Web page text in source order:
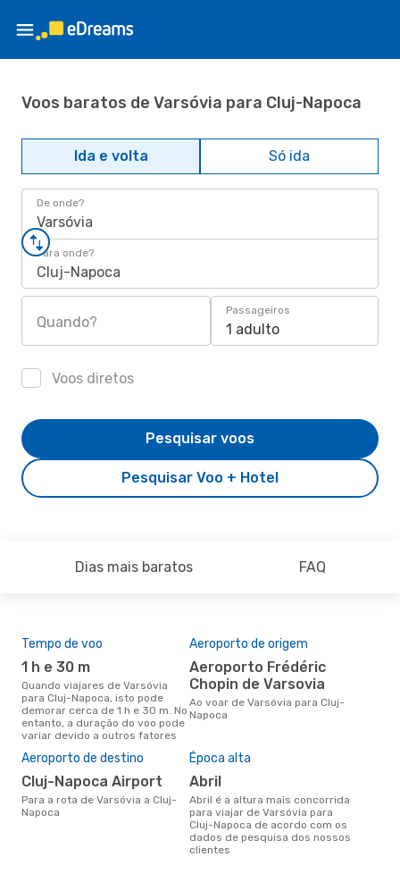
Voos baratos de Varsóvia para Cluj-Napoca
Ida e volta Só ida
De onde?
Varsóvia
Para onde?
Cluj-Napoca
Quando?
Passageiros
1 adulto
Voos diretos
Pesquisar Voo + Hotel
Pesquisar voos
Dias mais baratos FAQ
Tempo de voo
1 h e 30 m
Quando viajares de Varsóvia
para Cluj-Napoca, isto pode
demorar cerca de 1 h e 30 m. No
entanto, a duração do voo pode
variar devido a outros fatores
Aeroporto de origem
Aeroporto Frédéric
Chopin de Varsovia
Ao voar de Varsóvia para Cluj-
Napoca
Aeroporto de destino
Cluj-Napoca Airport
Para a rota de Varsóvia a Cluj-
Napoca
Época alta
abril
abril é a altura mais concorrida
para viajar de Varsóvia para
Cluj-Napoca de acordo com os
dados de pesquisa dos nossos
clientes